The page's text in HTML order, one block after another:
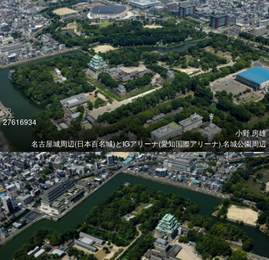
27616934
小野 房雄
名古屋城周辺(日本百名城)とIGアリーナ(愛知国際アリーナ),名城公園周辺